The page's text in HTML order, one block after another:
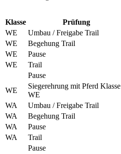
Klasse Prüfung
WE
Umbau / Freigabe Trail
WE
Begehung Trail
WE
Pause
WE
Trail
Pause
WE
Siegerehrung mit Pferd Klasse
WE
WA
Umbau / Freigabe Trail
WA
Begehung Trail
WA
Pause
WA
Trail
Pause